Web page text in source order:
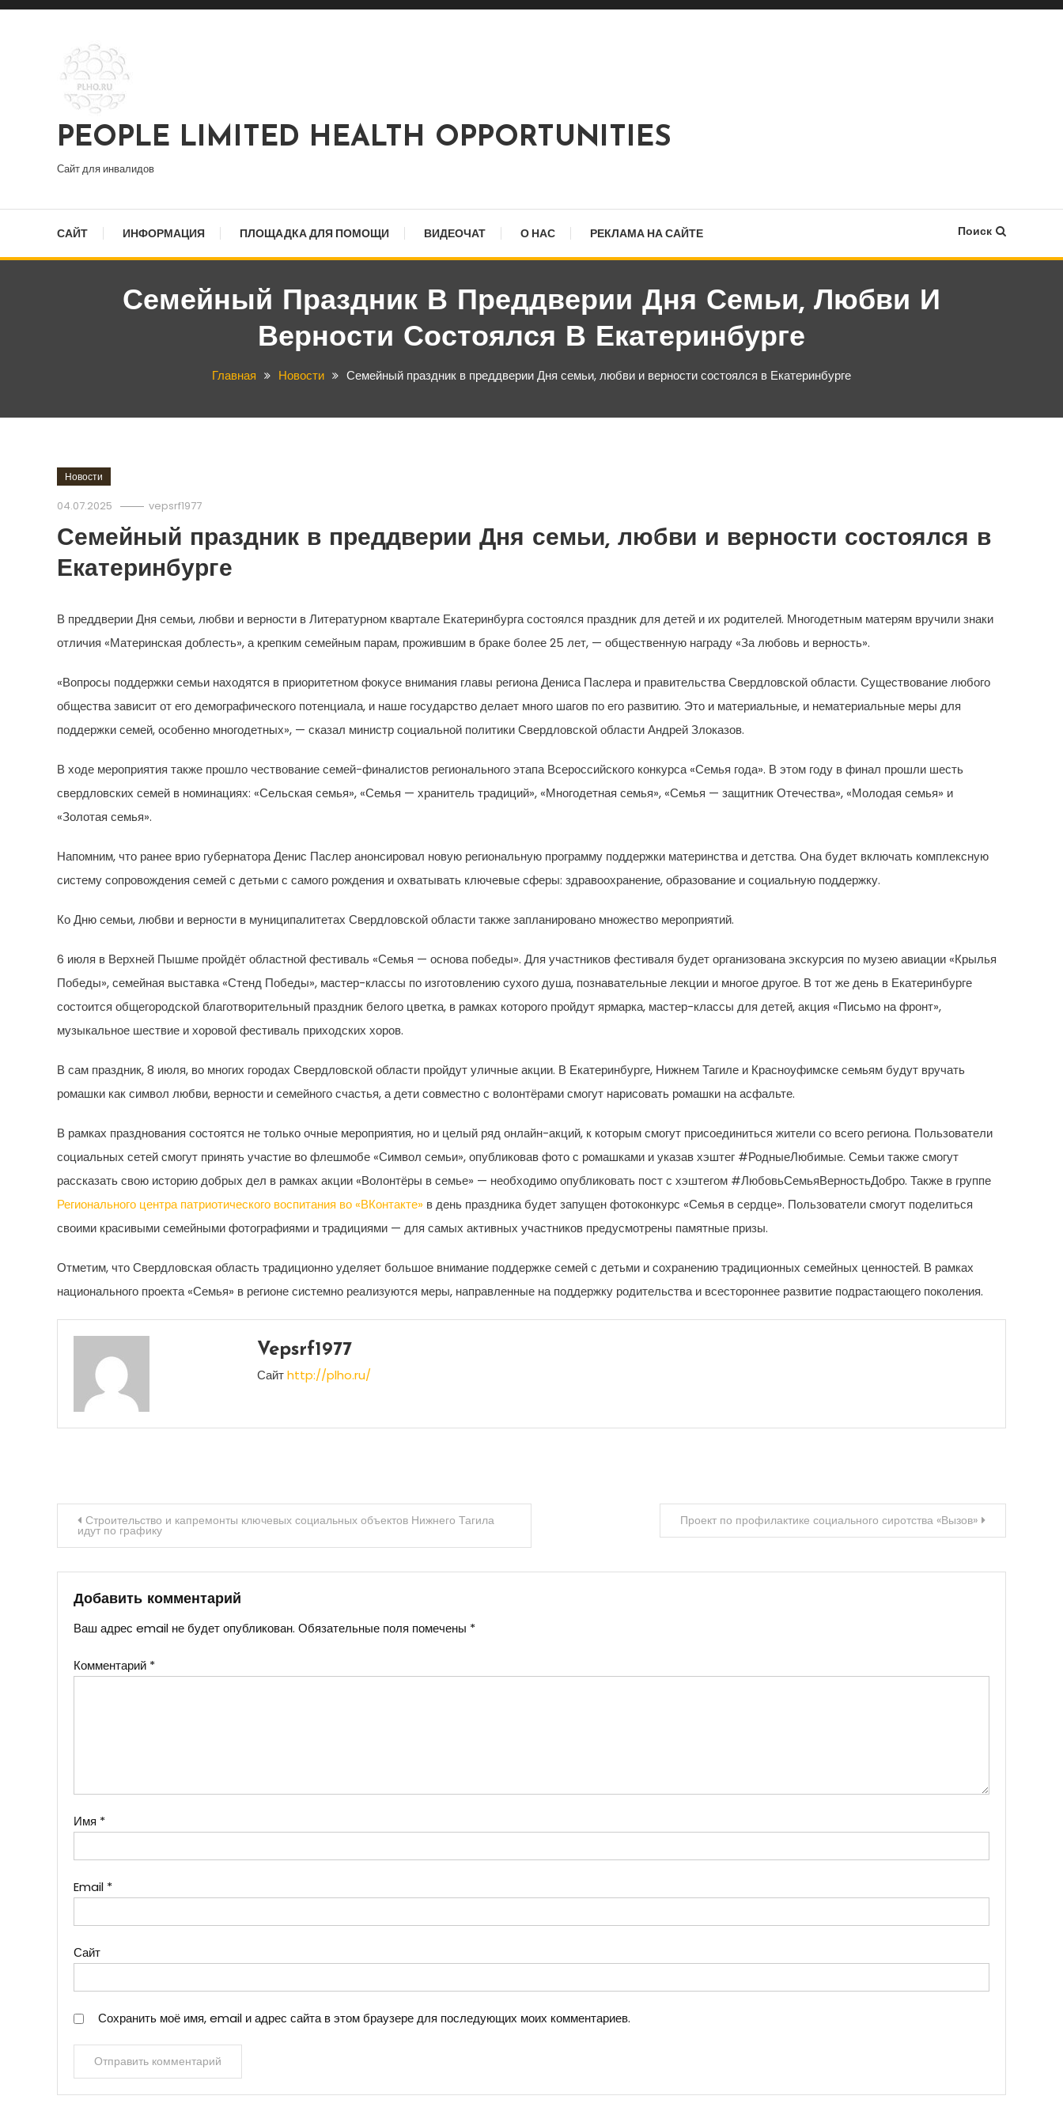
Перейти
содержимому
PEOPLE LIMITED HEALTH OPPORTUNITIES
Сайт для инвалидов
САЙТ ИНФОРМАЦИЯ ПЛОЩАДКА ДЛЯ ПОМОЩИ ВИДЕОЧАТ О НАС РЕКЛАМА НА САЙТЕ Поиск
Семейный Праздник В Преддверии Дня Семьи, Любви И
Верности Состоялся В Екатеринбурге
Главная Новости Семейный праздник в преддверии Дня семьи, любви и верности состоялся в Екатеринбурге
Новости
04.07.2025 vepsrf1977
Семейный праздник в преддверии Дня семьи, любви и верности состоялся в
Екатеринбурге
В преддверии Дня семьи, любви и верности в Литературном квартале Екатеринбурга состоялся праздник для детей и их родителей. Многодетным матерям вручили знаки
отличия «Материнская доблесть», а крепким семейным парам, прожившим в браке более 25 лет, — общественную награду «За любовь и верность».
«Вопросы поддержки семьи находятся в приоритетном фокусе внимания главы региона Дениса Паслера и правительства Свердловской области. Существование любого
общества зависит от его демографического потенциала, и наше государство делает много шагов по его развитию. Это и материальные, и нематериальные меры для
поддержки семей, особенно многодетных», — сказал министр социальной политики Свердловской области Андрей Злоказов.
В ходе мероприятия также прошло чествование семей-финалистов регионального этапа Всероссийского конкурса «Семья года». В этом году в финал прошли шесть
свердловских семей в номинациях: «Сельская семья», «Семья — хранитель традиций», «Многодетная семья», «Семья — защитник Отечества», «Молодая семья» и
«Золотая семья».
Напомним, что ранее врио губернатора Денис Паслер анонсировал новую региональную программу поддержки материнства и детства. Она будет включать комплексную
систему сопровождения семей с детьми с самого рождения и охватывать ключевые сферы: здравоохранение, образование и социальную поддержку.
Ко Дню семьи, любви и верности в муниципалитетах Свердловской области также запланировано множество мероприятий.
6 июля в Верхней Пышме пройдёт областной фестиваль «Семья — основа победы». Для участников фестиваля будет организована экскурсия по музею авиации «Крылья
Победы», семейная выставка «Стенд Победы», мастер-классы по изготовлению сухого душа, познавательные лекции и многое другое. В тот же день в Екатеринбурге
состоится общегородской благотворительный праздник белого цветка, в рамках которого пройдут ярмарка, мастер-классы для детей, акция «Письмо на фронт»,
музыкальное шествие и хоровой фестиваль приходских хоров.
В сам праздник, 8 июля, во многих городах Свердловской области пройдут уличные акции. В Екатеринбурге, Нижнем Тагиле и Красноуфимске семьям будут вручать
ромашки как символ любви, верности и семейного счастья, а дети совместно с волонтёрами смогут нарисовать ромашки на асфальте.
В рамках празднования состоятся не только очные мероприятия, но и целый ряд онлайн-акций, к которым смогут присоединиться жители со всего региона. Пользователи
социальных сетей смогут принять участие во флешмобе «Символ семьи», опубликовав фото с ромашками и указав хэштег #РодныеЛюбимые. Семьи также смогут
рассказать свою историю добрых дел в рамках акции «Волонтёры в семье» — необходимо опубликовать пост с хэштегом #ЛюбовьСемьяВерностьДобро. Также в группе
Регионального центра патриотического воспитания во «ВКонтакте» в день праздника будет запущен фотоконкурс «Семья в сердце». Пользователи смогут поделиться
своими красивыми семейными фотографиями и традициями — для самых активных участников предусмотрены памятные призы.
Отметим, что Свердловская область традиционно уделяет большое внимание поддержке семей с детьми и сохранению традиционных семейных ценностей. В рамках
национального проекта «Семья» в регионе системно реализуются меры, направленные на поддержку родительства и всестороннее развитие подрастающего поколения.
Vepsrf1977
Сайт http://plho.ru/
Навигация
по
записям
Строительство и капремонты ключевых социальных объектов Нижнего Тагила
идут по графику
Проект по профилактике социального сиротства «Вызов»
Добавить комментарий
Ваш адрес email не будет опубликован. Обязательные поля помечены *
Комментарий *
Имя *
Email *
Сайт
Сохранить моё имя, email и адрес сайта в этом браузере для последующих моих комментариев.